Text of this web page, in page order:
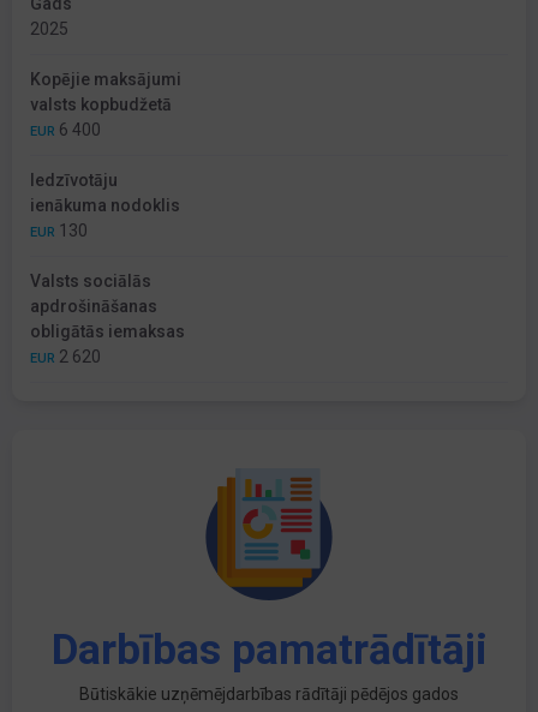
Gads
2025
Kopējie maksājumi
valsts kopbudžetā
EUR 6 400
Iedzīvotāju
ienākuma nodoklis
EUR 130
Valsts sociālās
apdrošināšanas
obligātās iemaksas
EUR 2 620
Darbības pamatrādītāji
Būtiskākie uzņēmējdarbības rādītāji pēdējos gados